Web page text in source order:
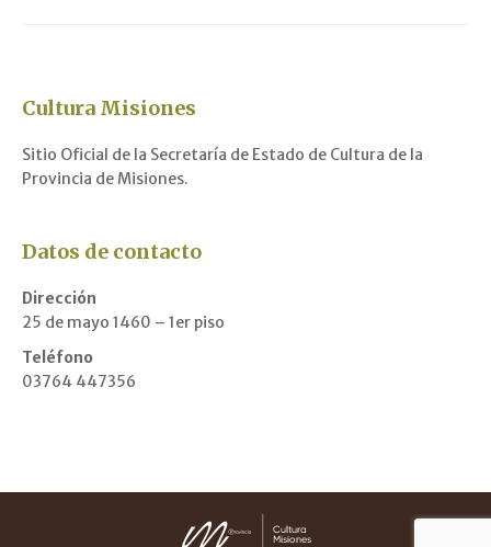
Cultura Misiones
Sitio Oficial de la Secretaría de Estado de Cultura de la
Provincia de Misiones.
Datos de contacto
Dirección
25 de mayo 1460 – 1er piso
Teléfono
03764 447356